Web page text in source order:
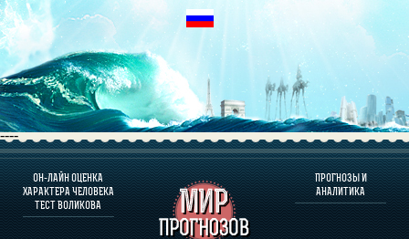
----
ОН-ЛАЙН ОЦЕНКА
ХАРАКТЕРА ЧЕЛОВЕКА
ТЕСТ ВОЛИКОВА
ПРОГНОЗЫ И
АНАЛИТИКА
О ПРОГРАММЕ
ОЦЕНКА ХАРАКТЕРA ЧЕЛОВЕКА
ОЦЕНКА ХАРАКТЕРА ВЫДАЮЩИХСЯ ЛИЧНОСТЕЙ